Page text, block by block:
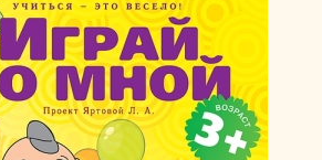
составляла
249,00 руб..
199,00 руб..